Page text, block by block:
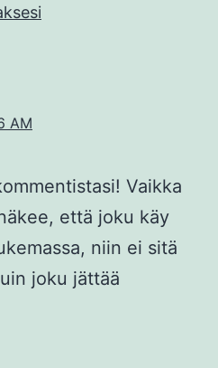
AM
Vaikka
että joku käy
niin ei sitä
joku jättää